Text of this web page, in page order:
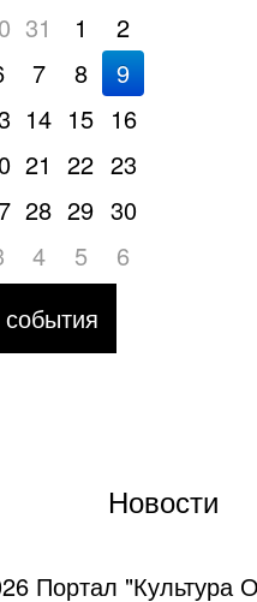
31 1
2
7 8
9
14 15 16
21 22 23
28 29 30
4 5
6
Новости
Портал "Культура